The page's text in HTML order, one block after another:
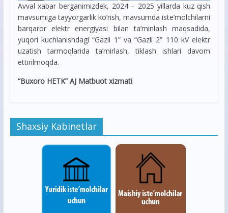
Avval xabar berganimizdek, 2024 – 2025 yillarda kuz qish
mavsumiga tayyorgarlik ko’rish, mavsumda iste’molchilarni
barqaror elektr energiyasi bilan ta’minlash maqsadida,
yuqori kuchlanishdagi “Gazli 1” va “Gazli 2” 110 kV elektr
uzatish tarmoqlarida ta’mirlash, tiklash ishlari davom
ettirilmoqda.
“Buxoro HETK” AJ Matbuot xizmati
Shaxsiy Kabinetlar